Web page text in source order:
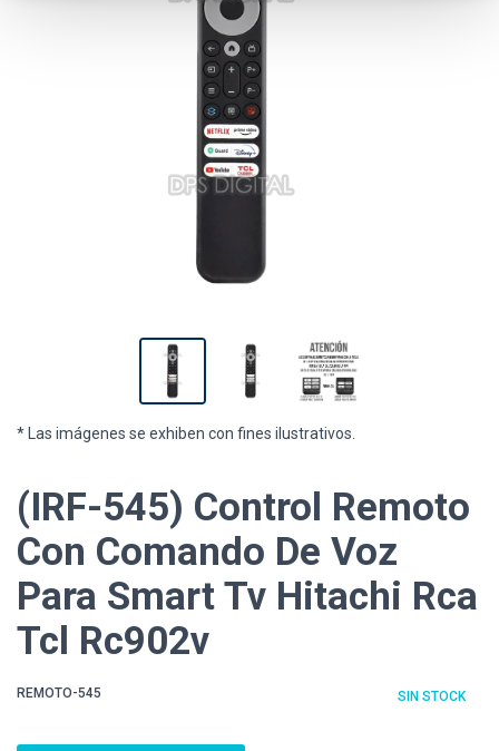
* Las imágenes se exhiben con fines ilustrativos.
(IRF-545) Control Remoto
Con Comando De Voz
Para Smart Tv Hitachi Rca
Tcl Rc902v
REMOTO-545 SIN STOCK